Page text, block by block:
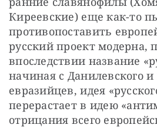
Киреевские) еще как-то
противопоставить
русский проект модерна,
впоследствии название
начиная с Данилевского и
евразийцев, идея
перерастает в идею
отрицания всего